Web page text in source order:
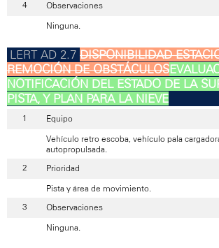
Observaciones
Ninguna.
DISPONIBILIDAD
REMOCIÓN DE OBSTÁCULOS
NOTIFICACIÓN DEL ESTADO DE LA
PISTA, Y PLAN PARA LA NIEVE
Equipo
Vehículo retro escoba, vehículo pala
autopropulsada.
Prioridad
Pista y área de movimiento.
Observaciones
Ninguna.